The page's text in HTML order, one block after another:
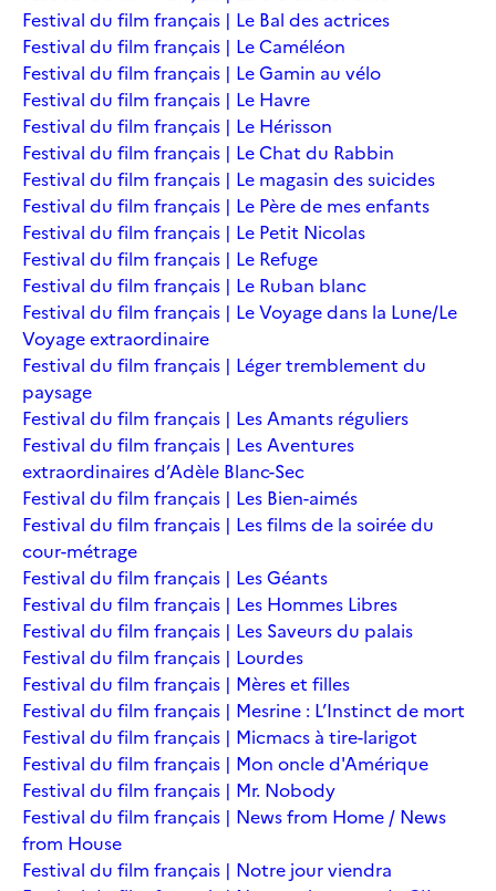
Festival du film français | Le Bal des actrices
Festival du film français | Le Caméléon
Festival du film français | Le Gamin au vélo
Festival du film français | Le Havre
Festival du film français | Le Hérisson
Festival du film français | Le Chat du Rabbin
Festival du film français | Le magasin des suicides
Festival du film français | Le Père de mes enfants
Festival du film français | Le Petit Nicolas
Festival du film français | Le Refuge
Festival du film français | Le Ruban blanc
Festival du film français | Le Voyage dans la Lune/Le
Voyage extraordinaire
Festival du film français | Léger tremblement du
paysage
Festival du film français | Les Amants réguliers
Festival du film français | Les Aventures
extraordinaires d’Adèle Blanc-Sec
Festival du film français | Les Bien-aimés
Festival du film français | Les films de la soirée du
cour-métrage
Festival du film français | Les Géants
Festival du film français | Les Hommes Libres
Festival du film français | Les Saveurs du palais
Festival du film français | Lourdes
Festival du film français | Mères et filles
Festival du film français | Mesrine : L’Instinct de mort
Festival du film français | Micmacs à tire-larigot
Festival du film français | Mon oncle d'Amérique
Festival du film français | Mr. Nobody
Festival du film français | News from Home / News
from House
Festival du film français | Notre jour viendra